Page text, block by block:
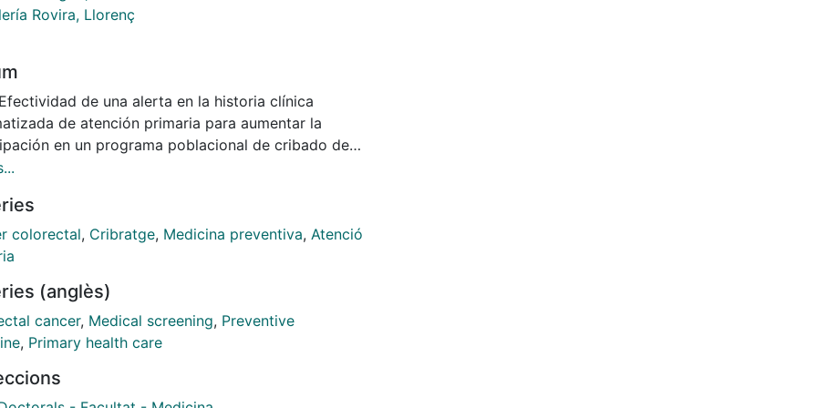
Rovira, Llorenç
de atención primaria para aumentar la
en un programa poblacional de cribado de
de colorrectal
A pesar de la evidencia científica de la
del cribado de cáncer colorrectal en reducir la
y mortalidad por este cáncer, las tasas de
de países europeos. La introducción de
en la historia clínica informatizada se asocia
en la práctica de actividades preventivas
en el contexto del cáncer colorrectal.
colorectal, Cribratge, Medicina preventiva, Atenció
(anglès)
cancer, Medical screening, Preventive
, Primary health care